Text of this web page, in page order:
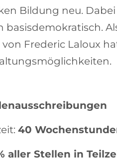
Bildung neu.
basisdemokratisch.
von Frederic Laloux
40
aller Stellen in